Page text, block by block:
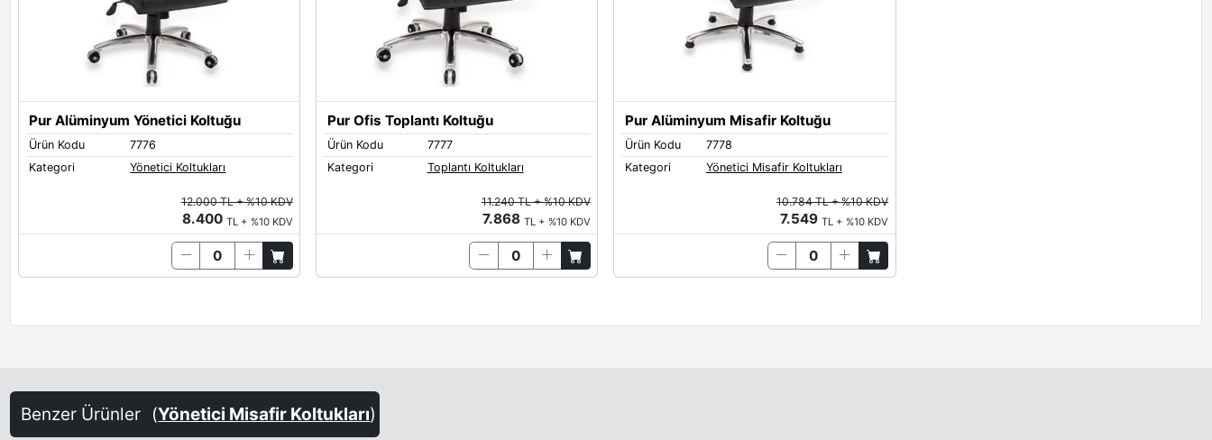
Pur Alüminyum Yönetici Koltuğu
Ürün Kodu
7776
Kategori
Yönetici Koltukları
12.000 TL + %10 KDV
8.400 TL + %10 KDV
Pur Ofis Toplantı Koltuğu
Ürün Kodu
7777
Kategori
Toplantı Koltukları
11.240 TL + %10 KDV
7.868 TL + %10 KDV
Pur Alüminyum Misafir Koltuğu
Ürün Kodu
7778
Kategori
Yönetici Misafir Koltukları
10.784 TL + %10 KDV
7.549TL + %10 KDV
Benzer Ürünler (Yönetici Misafir Koltukları)